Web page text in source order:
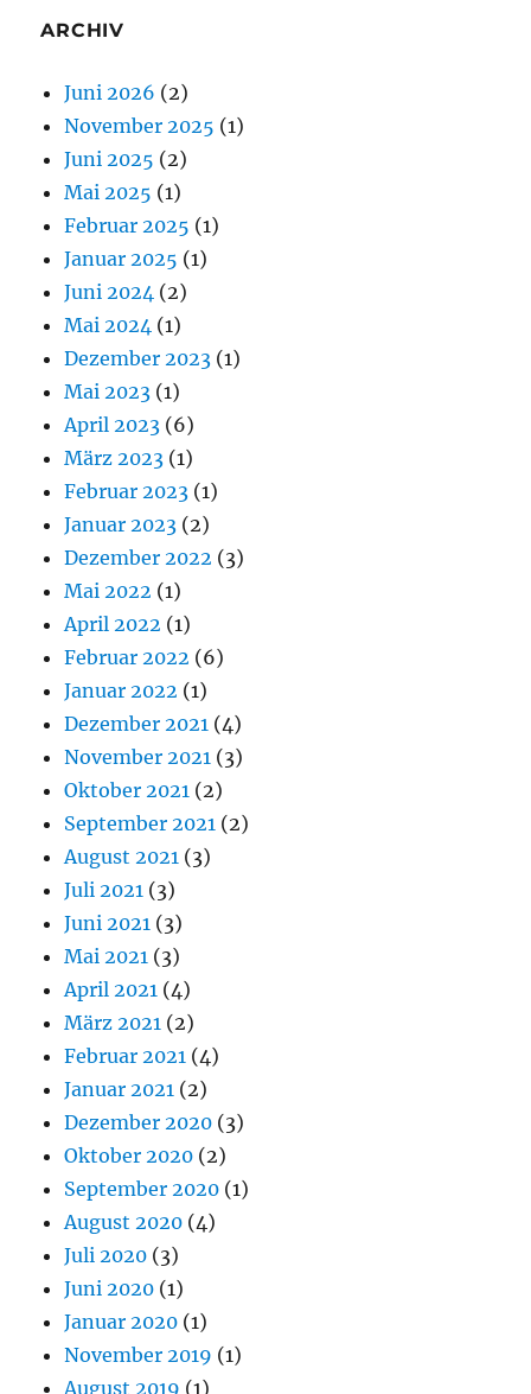
ARCHIV
Juni 2026 (2)
November 2025 (1)
Juni 2025 (2)
Mai 2025 (1)
Februar 2025 (1)
Januar 2025 (1)
Juni 2024 (2)
Mai 2024 (1)
Dezember 2023 (1)
Mai 2023 (1)
April 2023 (6)
März 2023 (1)
Februar 2023 (1)
Januar 2023 (2)
Dezember 2022 (3)
Mai 2022 (1)
April 2022 (1)
Februar 2022 (6)
Januar 2022 (1)
Dezember 2021 (4)
November 2021 (3)
Oktober 2021 (2)
September 2021 (2)
August 2021 (3)
Juli 2021 (3)
Juni 2021 (3)
Mai 2021 (3)
April 2021 (4)
März 2021 (2)
Februar 2021 (4)
Januar 2021 (2)
Dezember 2020 (3)
Oktober 2020 (2)
September 2020 (1)
August 2020 (4)
Juli 2020 (3)
Juni 2020 (1)
Januar 2020 (1)
November 2019 (1)
August 2019 (1)